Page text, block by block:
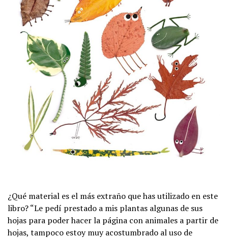
¿Qué material es el más extraño que has utilizado en este
libro? “Le pedí prestado a mis plantas algunas de sus
hojas para poder hacer la página con animales a partir de
hojas, tampoco estoy muy acostumbrado al uso de